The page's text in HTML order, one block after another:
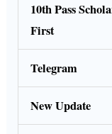
10th Pass
First
Telegram
New Update